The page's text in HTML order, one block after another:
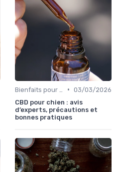
• 03/03/2026
CBD pour chien : avis
d’experts, précautions et
bonnes pratiques